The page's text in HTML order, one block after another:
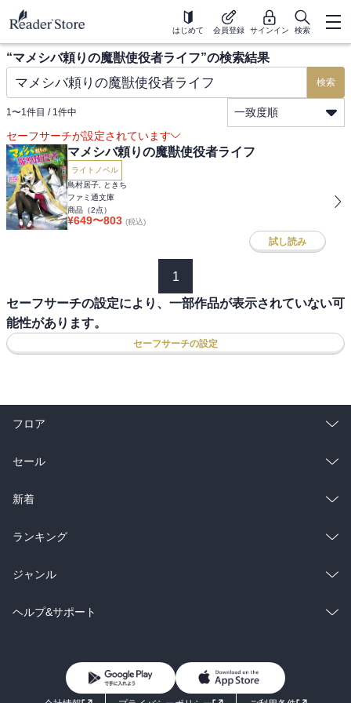
はじめて 会員登録 サインイン 検索
“マメシバ頼りの魔獣使役者ライフ”の検索結果
検索
1〜1件目 / 1件中
一致度順
セーフサーチが設定されています
マメシバ頼りの魔獣使役者ライフ
ライトノベル
鳥村居子, ときち
ファミ通文庫
商品（2点）
¥649〜803 (税込)
試し読み
1
セーフサーチの設定により、一部作品が表示されていない可
能性があります。
セーフサーチの設定
フロア
総合
ラノベ
雑誌・グラビア
BL・TL
セール
総合
ラノベ
雑誌・グラビア
BL・TL
新着
総合
ラノベ
雑誌・グラビア
ランキング
総合
ラノベ
ジャンル
コミック
ライトノベル 男子向けラノベ
ヘルプ&サポート
よくあるご質問
お問い合わせ